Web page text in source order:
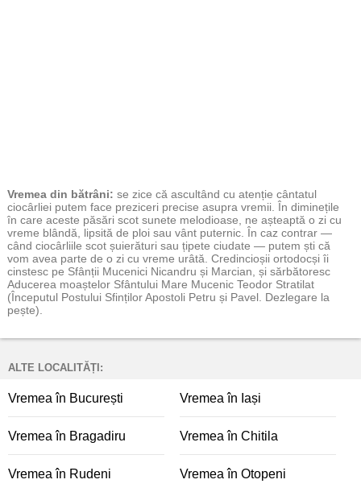
Vremea din bătrâni: se zice că ascultând cu atenție cântatul
ciocârliei putem face preziceri precise asupra vremii. În diminețile
în care aceste păsări scot sunete melodioase, ne așteaptă o zi cu
vreme blândă, lipsită de ploi sau vânt puternic. În caz contrar —
când ciocârliile scot șuierături sau țipete ciudate — putem ști că
vom avea parte de o zi cu vreme urâtă. Credincioșii ortodocși îi
cinstesc pe Sfânții Mucenici Nicandru și Marcian, și sărbătoresc
Aducerea moaștelor Sfântului Mare Mucenic Teodor Stratilat
(Începutul Postului Sfinților Apostoli Petru și Pavel. Dezlegare la
pește).
ALTE LOCALITĂȚI:
Vremea în București Vremea în Iași
Vremea în Bragadiru Vremea în Chitila
Vremea în Rudeni Vremea în Otopeni